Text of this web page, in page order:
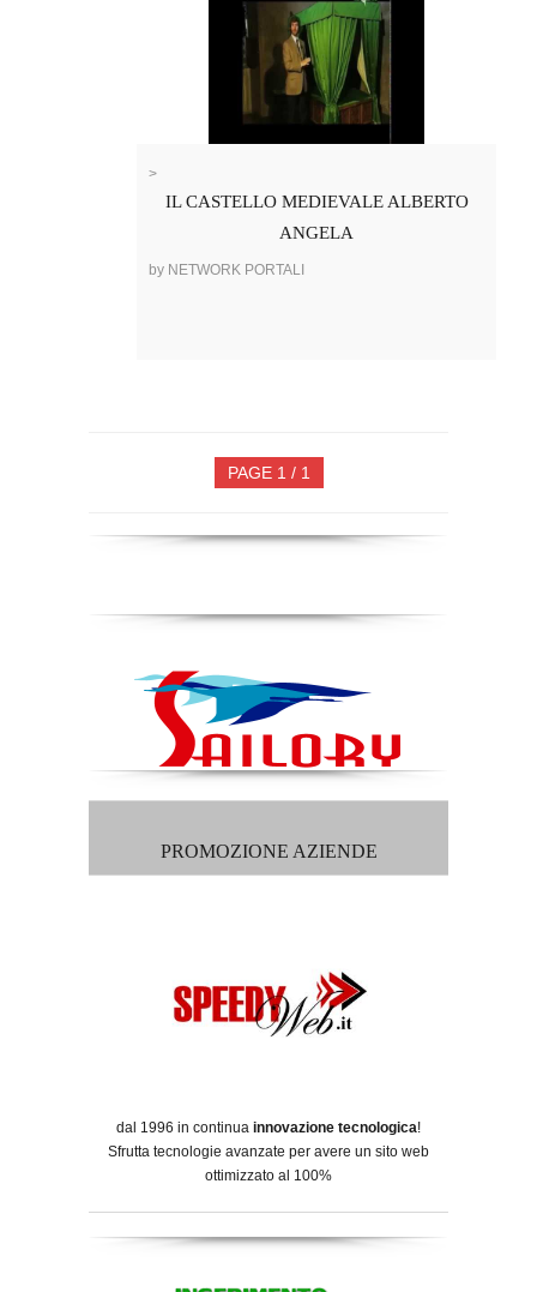
>
IL CASTELLO MEDIEVALE ALBERTO
ANGELA
by NETWORK PORTALI
PAGE 1 / 1
PROMOZIONE AZIENDE
dal 1996 in continua innovazione tecnologica!
Sfrutta tecnologie avanzate per avere un sito web
ottimizzato al 100%